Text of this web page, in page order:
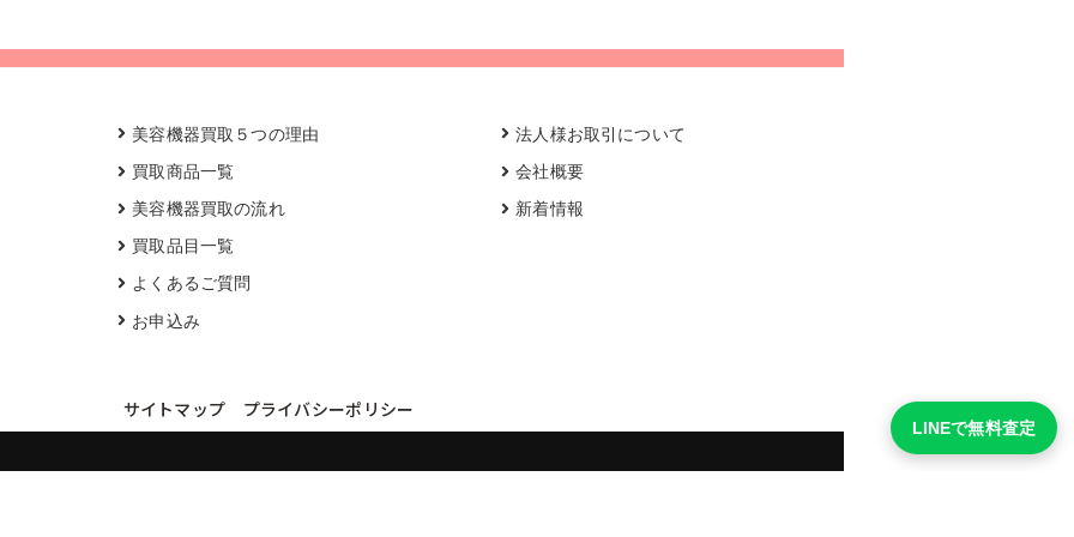
美容機器買取５つの理由
買取商品一覧
美容機器買取の流れ
買取品目一覧
よくあるご質問
お申込み
法人様お取引について
会社概要
新着情報
サイトマップ プライバシーポリシー
LINEで無料査定